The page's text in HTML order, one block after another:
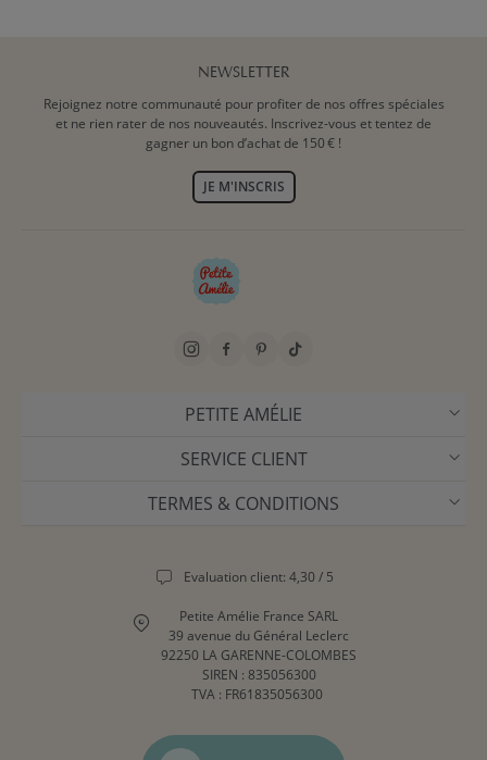
NEWSLETTER
Rejoignez notre communauté pour profiter de nos offres spéciales
et ne rien rater de nos nouveautés. Inscrivez-vous et tentez de
gagner un bon d’achat de 150 € !
JE M'INSCRIS
PETITE AMÉLIE
SERVICE CLIENT
TERMES & CONDITIONS
Evaluation client: 4,30 / 5
Petite Amélie France SARL
39 avenue du Général Leclerc
92250 LA GARENNE-COLOMBES
SIREN : 835056300
TVA : FR61835056300